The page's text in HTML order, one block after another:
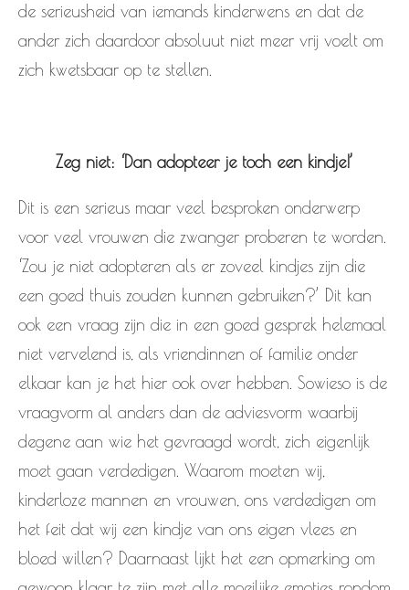
de serieusheid van iemands kinderwens en dat de
ander zich daardoor absoluut niet meer vrij voelt om
zich kwetsbaar op te stellen.
Zeg niet: ‘Dan adopteer je toch een kindje!’
Dit is een serieus maar veel besproken onderwerp
voor veel vrouwen die zwanger proberen te worden.
‘Zou je niet adopteren als er zoveel kindjes zijn die
een goed thuis zouden kunnen gebruiken?’ Dit kan
ook een vraag zijn die in een goed gesprek helemaal
niet vervelend is, als vriendinnen of familie onder
elkaar kan je het hier ook over hebben. Sowieso is de
vraagvorm al anders dan de adviesvorm waarbij
degene aan wie het gevraagd wordt, zich eigenlijk
moet gaan verdedigen. Waarom moeten wij,
kinderloze mannen en vrouwen, ons verdedigen om
het feit dat wij een kindje van ons eigen vlees en
bloed willen? Daarnaast lijkt het een opmerking om